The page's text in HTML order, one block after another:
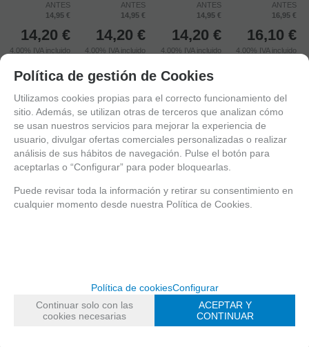
ANTES
14,95 €
14,20 €
4.00% IVA incluido
ANTES
14,95 €
14,20 €
4.00% IVA incluido
ANTES
14,95 €
14,20 €
4.00% IVA incluido
ANTES
16,95 €
16,10 €
4.00% IVA incluido
Entérate de lo último
Date de alta para estar al día de las novedades a través de nuestro boletín
Política de gestión de Cookies
Utilizamos cookies propias para el correcto funcionamiento del
sitio. Además, se utilizan otras de terceros que analizan cómo
se usan nuestros servicios para mejorar la experiencia de
usuario, divulgar ofertas comerciales personalizadas o realizar
análisis de sus hábitos de navegación. Pulse el botón para
aceptarlas o “Configurar” para poder bloquearlas.
Puede revisar toda la información y retirar su consentimiento en
cualquier momento desde nuestra Política de Cookies.
Política de cookiesConfigurar
Continuar solo con las
cookies necesarias
ACEPTAR Y
CONTINUAR